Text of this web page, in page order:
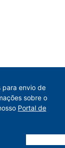
para envio de
sobre o
Portal de